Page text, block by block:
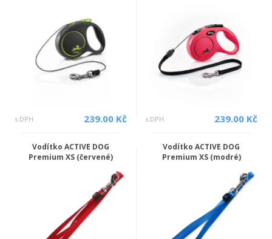
s DPH 239.00 Kč s DPH 239.00 Kč
Vodítko ACTIVE DOG
Premium XS (červené)
Vodítko ACTIVE DOG
Premium XS (modré)